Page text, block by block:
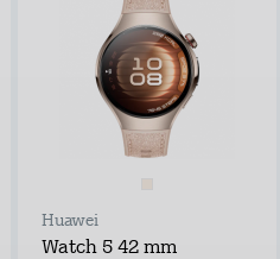
Huawei
Watch 5 42 mm